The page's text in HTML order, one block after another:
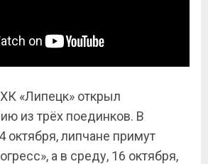
«Липецк» открыл
из трёх поединков. В
октября, липчане примут
а в среду, 16 октября,